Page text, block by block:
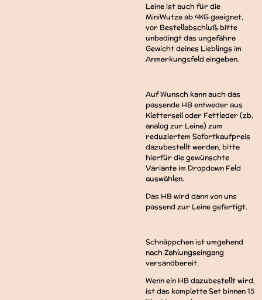
Leine ist auch für die
MiniWutze ab 4KG geeignet,
vor Bestellabschluß bitte
unbedingt das ungefähre
Gewicht deines Lieblings im
Anmerkungsfeld eingeben.
Auf Wunsch kann auch das
passende HB entweder aus
Kletterseil oder Fettleder (zb.
analog zur Leine) zum
reduziertem Sofortkaufpreis
dazubestellt werden, bitte
hierfür die gewünschte
Variante im Dropdown Feld
auswählen.
Das HB wird dann von uns
passend zur Leine gefertigt.
Schnäppchen ist umgehend
nach Zahlungseingang
versandbereit.
Wenn ein HB dazubestellt wird,
ist das komplette Set binnen 15